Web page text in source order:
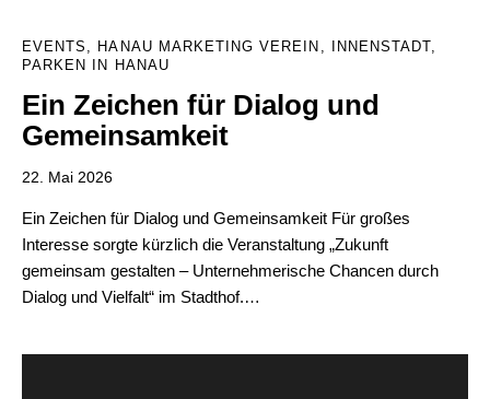
EVENTS HANAU MARKETING VEREIN INNENSTADT
PARKEN IN HANAU
Ein Zeichen für Dialog und
Gemeinsamkeit
22. Mai 2026
Ein Zeichen für Dialog und Gemeinsamkeit Für großes
Interesse sorgte kürzlich die Veranstaltung „Zukunft
gemeinsam gestalten – Unternehmerische Chancen durch
Dialog und Vielfalt“ im Stadthof.…